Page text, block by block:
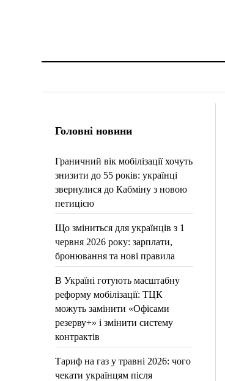
Головні новини
Граничний вік мобілізації хочуть
знизити до 55 років: українці
звернулися до Кабміну з новою
петицією
Що зміниться для українців з 1
червня 2026 року: зарплати,
бронювання та нові правила
В Україні готують масштабну
реформу мобілізації: ТЦК
можуть замінити «Офісами
резерву+» і змінити систему
контрактів
Тариф на газ у травні 2026: чого
чекати українцям після